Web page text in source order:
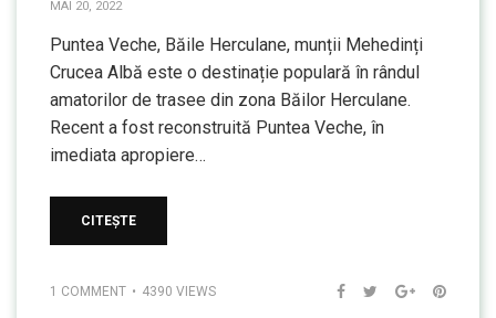
MAI 20, 2022
Puntea Veche, Băile Herculane, munții Mehedinți
Crucea Albă este o destinație populară în rândul
amatorilor de trasee din zona Băilor Herculane.
Recent a fost reconstruită Puntea Veche, în
imediata apropiere…
CITEȘTE
1 COMMENT 4390 VIEWS